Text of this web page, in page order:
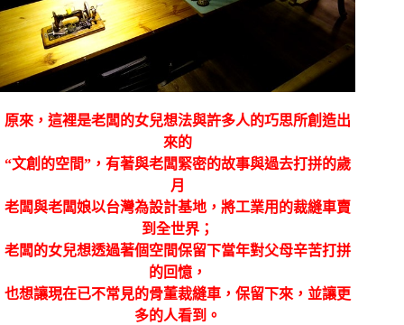
原來，這裡是老闆的女兒想法與許多人的巧思所創造出
來的
“文創的空間”，有著與老闆緊密的故事與過去打拼的歲
月
老闆與老闆娘以台灣為設計基地，將工業用的裁縫車賣
到全世界；
老闆的女兒想透過著個空間保留下當年對父母辛苦打拼
的回憶，
也想讓現在已不常見的骨董裁縫車，保留下來，並讓更
多的人看到。